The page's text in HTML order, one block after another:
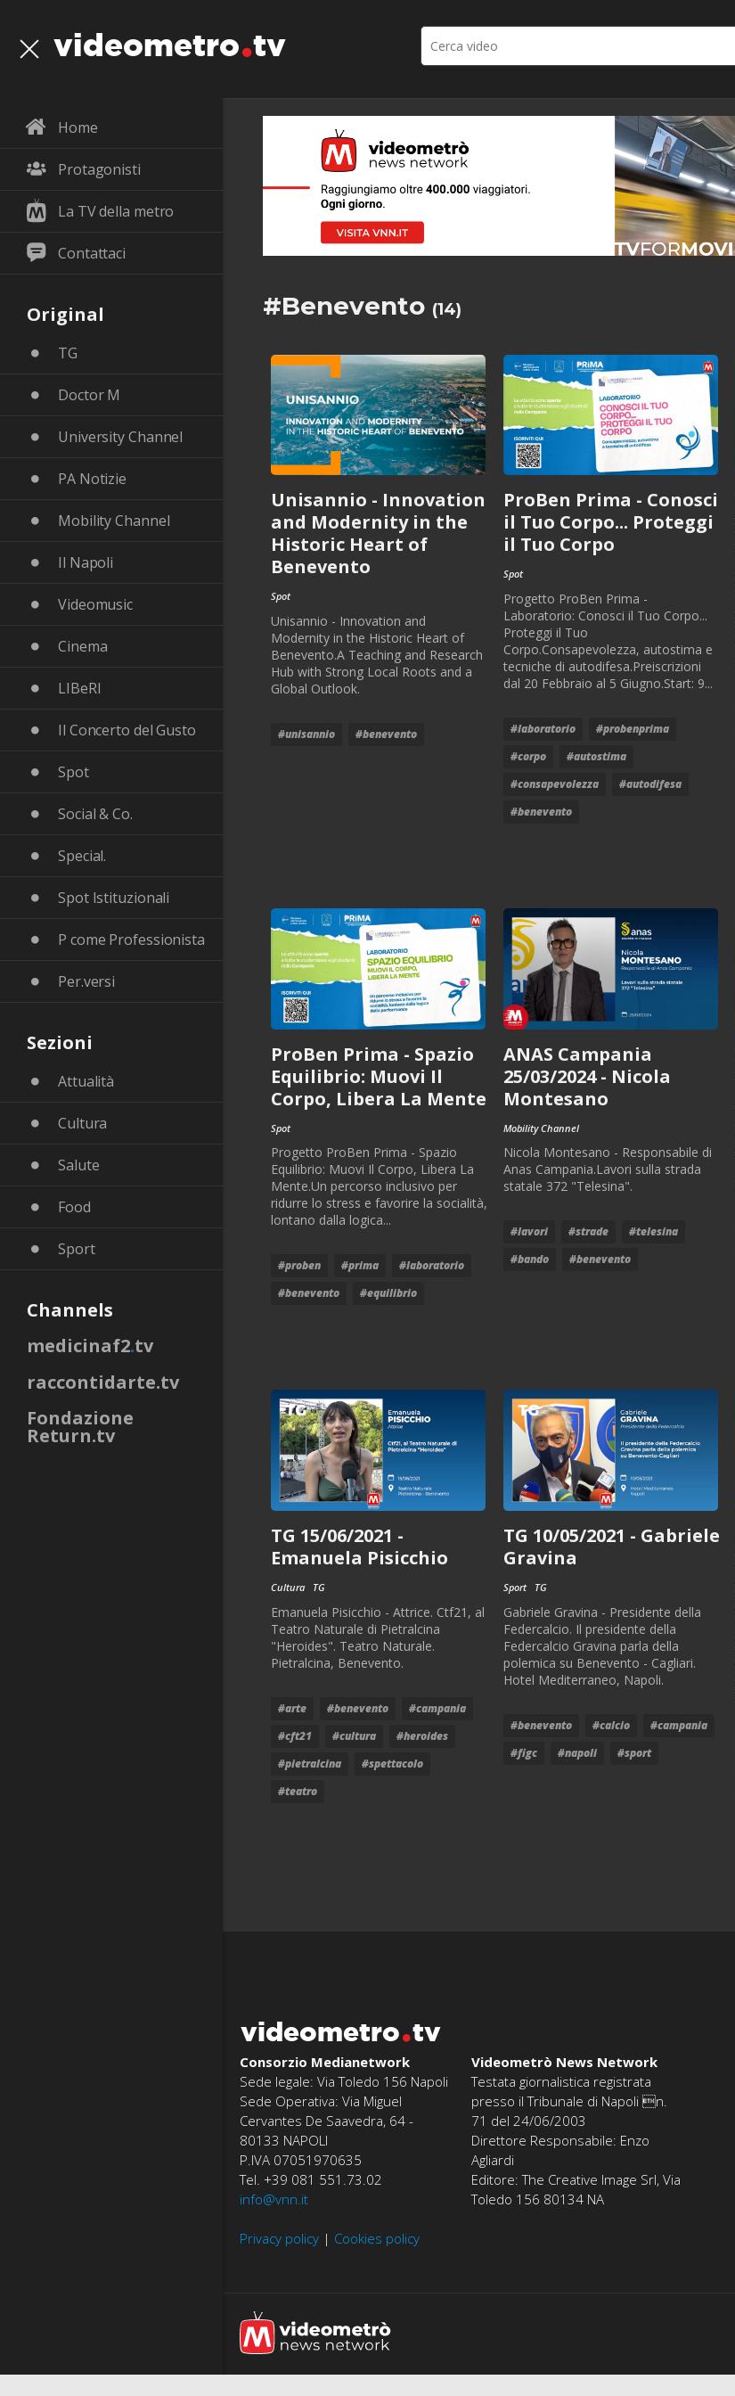
videometro tv
Home
Protagonisti
La TV della metro
Contattaci
Original
TG
Doctor M
University Channel
PA Notizie
Mobility Channel
Il Napoli
Videomusic
Cinema
LIBeRI
Il Concerto del Gusto
Spot
Social & Co.
Special.
Spot Istituzionali
P come Professionista
Per.versi
Sezioni
Attualità
Cultura
Salute
Food
Sport
Channels
medicinaf2.tv
raccontidarte.tv
Fondazione
Return.tv
#Benevento (14)
Unisannio - Innovation
and Modernity in the
Historic Heart of
Benevento
Spot
Unisannio - Innovation and
Modernity in the Historic Heart of
Benevento.A Teaching and Research
Hub with Strong Local Roots and a
Global Outlook.
#unisannio #benevento
ProBen Prima - Conosci
il Tuo Corpo... Proteggi
il Tuo Corpo
Spot
Progetto ProBen Prima -
Laboratorio: Conosci il Tuo Corpo...
Proteggi il Tuo
Corpo.Consapevolezza, autostima e
tecniche di autodifesa.Preiscrizioni
dal 20 Febbraio al 5 Giugno.Start: 9...
#laboratorio
#probenprima
#corpo
#autostima
#consapevolezza
#autodifesa
#benevento
ProBen Prima - Spazio
Equilibrio: Muovi Il
Corpo, Libera La Mente
Spot
Progetto ProBen Prima - Spazio
Equilibrio: Muovi Il Corpo, Libera La
Mente.Un percorso inclusivo per
ridurre lo stress e favorire la socialità,
lontano dalla logica...
#proben #prima
#laboratorio
#benevento
#equilibrio
ANAS Campania
25/03/2024 - Nicola
Montesano
Mobility Channel
Nicola Montesano - Responsabile di
Anas Campania.Lavori sulla strada
statale 372 "Telesina".
#lavori #strade
#telesina
#bando
#benevento
TG 15/06/2021 -
Emanuela Pisicchio
Cultura TG
Emanuela Pisicchio - Attrice. Ctf21, al
Teatro Naturale di Pietralcina
"Heroides". Teatro Naturale.
Pietralcina, Benevento.
#arte #benevento
#campania
#cft21
#cultura
#heroides
#pietralcina
#spettacolo
#teatro
TG 10/05/2021 - Gabriele
Gravina
Sport TG
Gabriele Gravina - Presidente della
Federcalcio. Il presidente della
Federcalcio Gravina parla della
polemica su Benevento - Cagliari.
Hotel Mediterraneo, Napoli.
#benevento #calcio
#campania
#figc
#napoli #sport
videometro tv
Consorzio Medianetwork
Sede legale: Via Toledo 156 Napoli
Sede Operativa: Via Miguel
Cervantes De Saavedra, 64 -
80133 NAPOLI
P.IVA 07051970635
Tel. +39 081 551.73.02
info@vnn.it
Privacy policy | Cookies policy
Videometrò News Network
Testata giornalistica registrata
presso il Tribunale di Napoli n.
71 del 24/06/2003
Direttore Responsabile: Enzo
Agliardi
Editore: The Creative Image Srl, Via
Toledo 156 80134 NA